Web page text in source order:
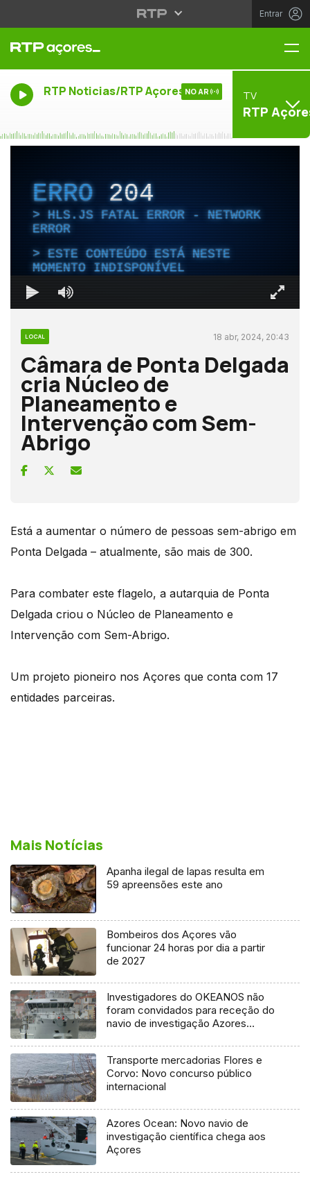
Entrar
RTP Noticias/RTP Açores NO AR TV
RTP
ERRO204
HLS.JS FATAL ERROR - NETWORK
ERROR
ESTE CONTEÚDO ESTÁ NESTE
MOMENTO INDISPONÍVEL
LOCAL 18 abr, 2024, 20:43
Câmara de Ponta Delgada
cria Núcleo de
Planeamento e
Intervenção com Sem-
Abrigo
Está a aumentar o número de pessoas sem-abrigo em
Ponta Delgada – atualmente, são mais de 300.
Para combater este flagelo, a autarquia de Ponta
Delgada criou o Núcleo de Planeamento e
Intervenção com Sem-Abrigo.
Um projeto pioneiro nos Açores que conta com 17
entidades parceiras.
Mais Notícias
Apanha ilegal de lapas resulta em
59 apreensões este ano
Bombeiros dos Açores vão
funcionar 24 horas por dia a partir
de 2027
Investigadores do OKEANOS não
foram convidados para receção do
navio de investigação Azores
Transporte mercadorias Flores e
Corvo: Novo concurso público
internacional
Azores Ocean: Novo navio de
investigação científica chega aos
Açores